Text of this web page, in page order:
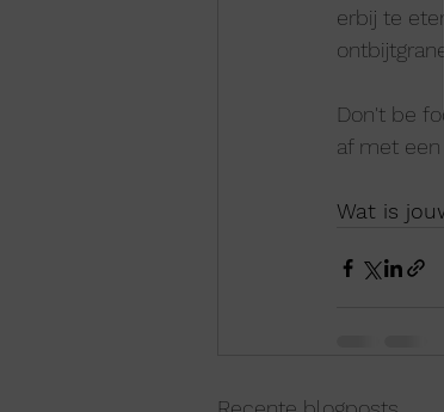
erbij te
Don't be
af met
Wat is